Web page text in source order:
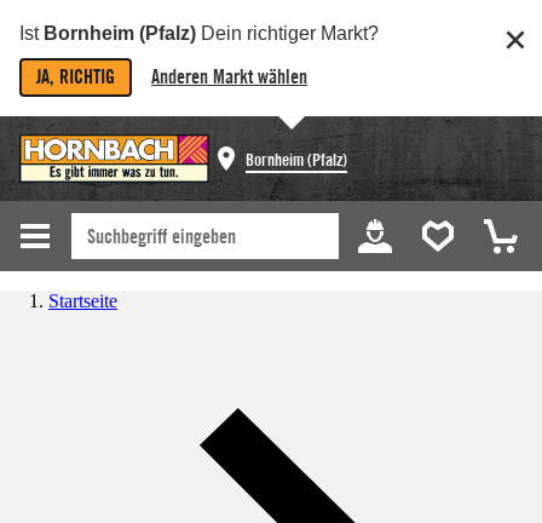
Ist Bornheim (Pfalz) Dein richtiger Markt?
JA, RICHTIG Anderen Markt wählen
Bornheim (Pfalz)
Startseite